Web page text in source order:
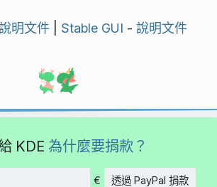
明文件| Stable GUI - 說明文件
KDE 為什麼要捐款？
€ 透過 PayPal 捐款